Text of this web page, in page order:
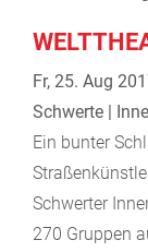
Fr, 25. Aug
Schwerte |
Ein bunter
Schwerter
270 Gruppen